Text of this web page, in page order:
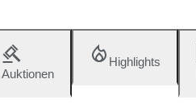
Auktionen
Highlights